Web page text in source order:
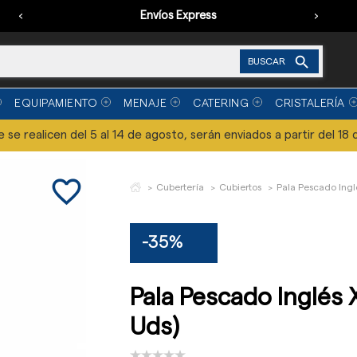
Envíos Express
‹ ›
BUSCAR 
EQUIPAMIENTO MENAJE CATERING CRISTALERÍA
se realicen del 5 al 14 de agosto, serán enviados a partir del
favorite_border Cubertería Cubiertos Pala Pescado
-35%
Pala Pescado Inglés
Uds)